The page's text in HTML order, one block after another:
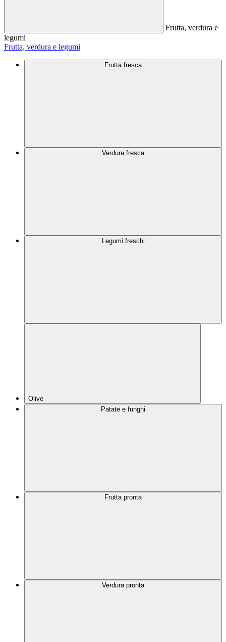
Frutta, verdura e
legumi
Frutta, verdura e legumi
Frutta fresca
Verdura fresca
Legumi freschi
Olive
Patate e funghi
Frutta pronta
Verdura pronta